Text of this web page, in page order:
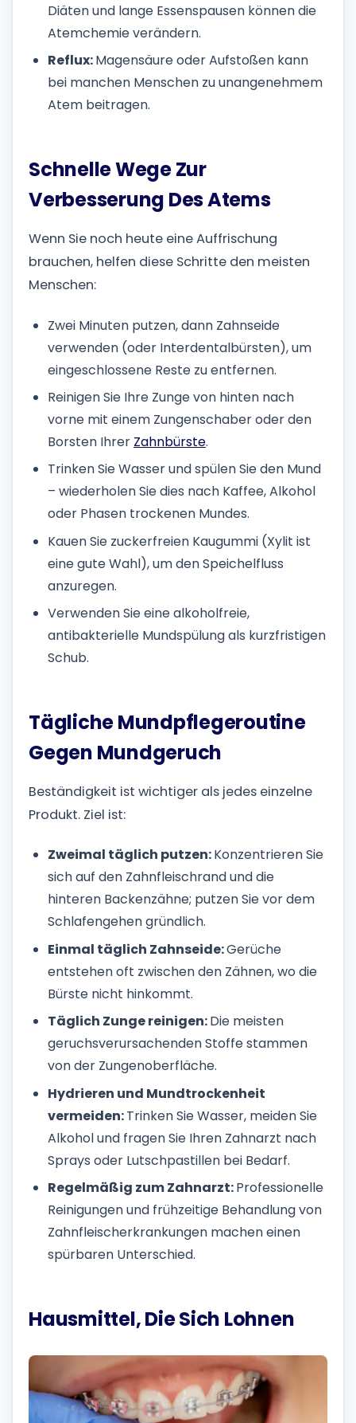
Diäten und lange Essenspausen können die
Atemchemie verändern.
Reflux:Magensäure oder Aufstoßen kann
bei manchen Menschen zu unangenehmem
Atem beitragen.
Schnelle Wege Zur
Verbesserung Des Atems
Wenn Sie noch heute eine Auffrischung
brauchen, helfen diese Schritte den meisten
Menschen:
Zwei Minuten putzen, dann Zahnseide
verwenden (oder Interdentalbürsten), um
eingeschlossene Reste zu entfernen.
Reinigen Sie Ihre Zunge von hinten nach
vorne mit einem Zungenschaber oder den
Borsten Ihrer Zahnbürste.
Trinken Sie Wasser und spülen Sie den Mund
– wiederholen Sie dies nach Kaffee, Alkohol
oder Phasen trockenen Mundes.
Kauen Sie zuckerfreien Kaugummi (Xylit ist
eine gute Wahl), um den Speichelfluss
anzuregen.
Verwenden Sie eine alkoholfreie,
antibakterielle Mundspülung als kurzfristigen
Schub.
Tägliche Mundpflegeroutine
Gegen Mundgeruch
Beständigkeit ist wichtiger als jedes einzelne
Produkt. Ziel ist:
Zweimal täglich putzen:Konzentrieren Sie
sich auf den Zahnfleischrand und die
hinteren Backenzähne; putzen Sie vor dem
Schlafengehen gründlich.
Einmal täglich Zahnseide:Gerüche
entstehen oft zwischen den Zähnen, wo die
Bürste nicht hinkommt.
Täglich Zunge reinigen:Die meisten
geruchsverursachenden Stoffe stammen
von der Zungenoberfläche.
Hydrieren und Mundtrockenheit
vermeiden:Trinken Sie Wasser, meiden Sie
Alkohol und fragen Sie Ihren Zahnarzt nach
Sprays oder Lutschpastillen bei Bedarf.
Regelmäßig zum Zahnarzt:Professionelle
Reinigungen und frühzeitige Behandlung von
Zahnfleischerkrankungen machen einen
spürbaren Unterschied.
Hausmittel, Die Sich Lohnen